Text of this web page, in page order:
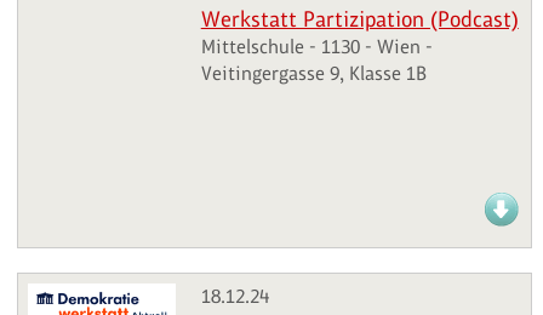
Werkstatt Partizipation (Podcast)
Mittelschule - 1130 - Wien -
Veitingergasse 9, Klasse 1B
18.12.24